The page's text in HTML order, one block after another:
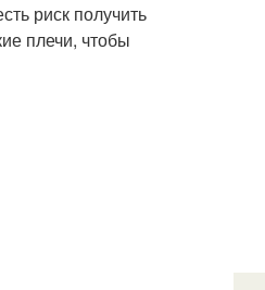
риск получить
плечи, чтобы